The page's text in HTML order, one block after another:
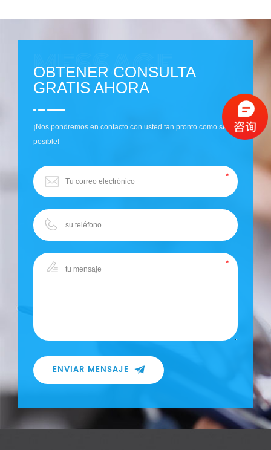
OBTENER CONSULTA
GRATIS AHORA
¡Nos pondremos en contacto con usted tan pronto como sea
posible!
ENVIAR MENSAJE